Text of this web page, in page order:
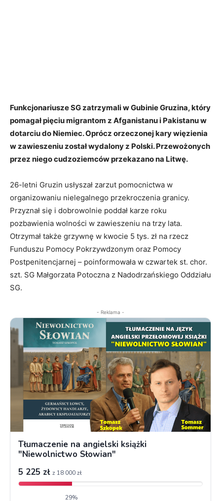
Funkcjonariusze SG zatrzymali w Gubinie Gruzina, który
pomagał pięciu migrantom z Afganistanu i Pakistanu w
dotarciu do Niemiec. Oprócz orzeczonej kary więzienia
w zawieszeniu został wydalony z Polski. Przewożonych
przez niego cudzoziemców przekazano na Litwę.
26-letni Gruzin usłyszał zarzut pomocnictwa w
organizowaniu nielegalnego przekroczenia granicy.
Przyznał się i dobrowolnie poddał karze roku
pozbawienia wolności w zawieszeniu na trzy lata.
Otrzymał także grzywnę w kwocie 5 tys. zł na rzecz
Funduszu Pomocy Pokrzywdzonym oraz Pomocy
Postpenitencjarnej – poinformowała w czwartek st. chor.
szt. SG Małgorzata Potoczna z Nadodrzańskiego Oddziału
SG.
- Reklama -